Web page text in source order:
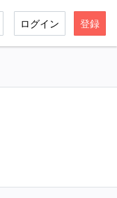
ログイン 登録